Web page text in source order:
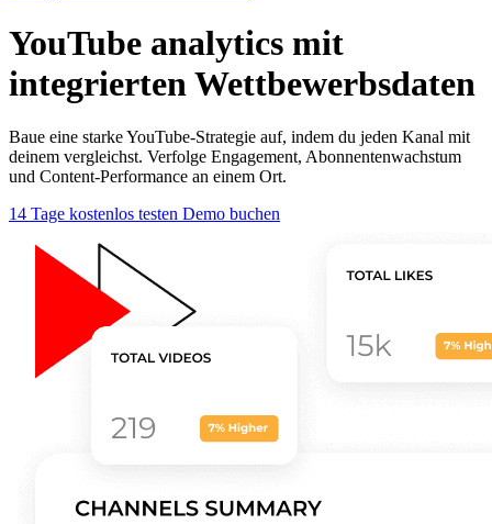
YouTube analytics mit
integrierten Wettbewerbsdaten
Baue eine starke YouTube-Strategie auf, indem du jeden Kanal mit
deinem vergleichst. Verfolge Engagement, Abonnentenwachstum
und Content-Performance an einem Ort.
14 Tage kostenlos testen Demo buchen